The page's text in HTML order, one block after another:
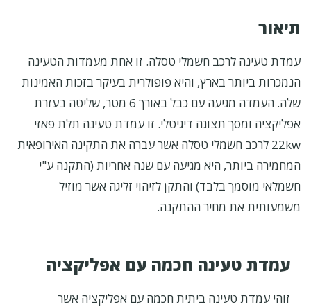
תיאור
עמדת טעינה לרכב חשמלי טסלה. זו אחת מעמדות הטעינה
הנמכרות ביותר בארץ, והיא פופולרית בעיקר בזכות האמינות
שלה. העמדה מגיעה עם כבל באורך 6 מטר, שליטה בעזרת
אפליקציה ומסך תצוגה דיגיטלי. זו עמדת טעינה תלת פאזי
22kw לרכב חשמלי טסלה אשר עברה את התקינה האירופאית
המחמירה ביותר, היא מגיעה עם שנה אחריות (התקנה ע"י
חשמלאי מוסמך בלבד) והתקן לזיהוי זליגה אשר מוזיל
משמעותית את מחיר ההתקנה.
עמדת טעינה חכמה עם אפליקציה
זוהי עמדת טעינה ביתית חכמה עם אפליקציה אשר